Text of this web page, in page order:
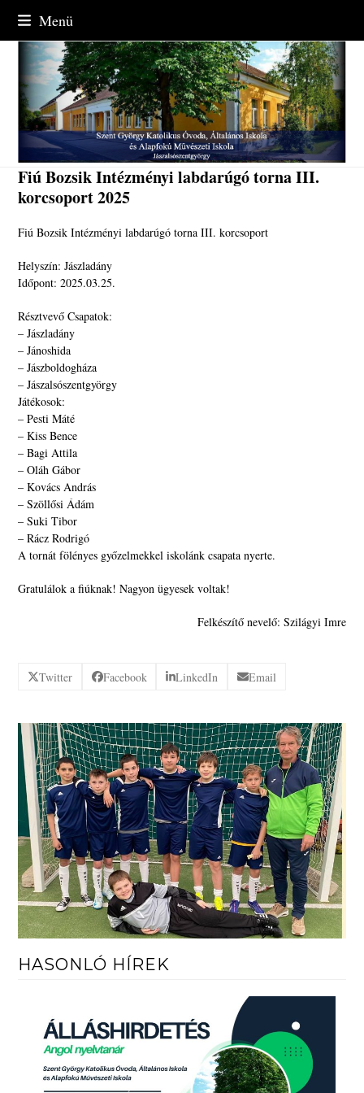
content
Menü
Fiú Bozsik Intézményi labdarúgó torna III.
korcsoport 2025
Fiú Bozsik Intézményi labdarúgó torna III. korcsoport
Helyszín: Jászladány
Időpont: 2025.03.25.
Résztvevő Csapatok:
– Jászladány
– Jánoshida
– Jászboldogháza
– Jászalsószentgyörgy
Játékosok:
– Pesti Máté
– Kiss Bence
– Bagi Attila
– Oláh Gábor
– Kovács András
– Szöllősi Ádám
– Suki Tibor
– Rácz Rodrigó
A tornát fölényes győzelmekkel iskolánk csapata nyerte.
Gratulálok a fiúknak! Nagyon ügyesek voltak!
Felkészítő nevelő: Szilágyi Imre
Twitter Facebook LinkedIn Email
HASONLÓ HÍREK